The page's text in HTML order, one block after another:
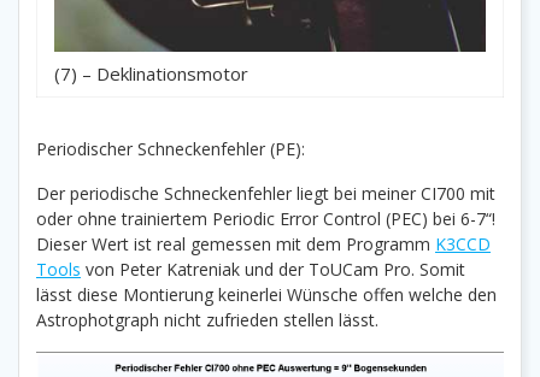
(7) – Deklinationsmotor
Periodischer Schneckenfehler (PE):
Der periodische Schneckenfehler liegt bei meiner CI700 mit
oder ohne trainiertem Periodic Error Control (PEC) bei 6-7“!
Dieser Wert ist real gemessen mit dem Programm K3CCD
Tools von Peter Katreniak und der ToUCam Pro. Somit
lässt diese Montierung keinerlei Wünsche offen welche den
Astrophotgraph nicht zufrieden stellen lässt.